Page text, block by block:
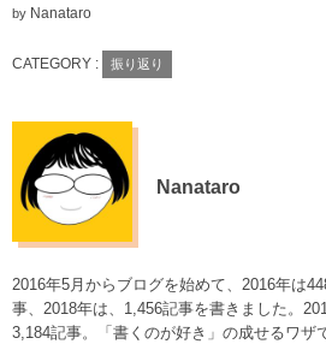
by Nanataro
CATEGORY : 振り返り
Nanataro
2016年5月からブログを始めて、2016年は
事、2018年は、1,456記事を書きました。
3,184記事。「書くのが好き」の成せるワザ